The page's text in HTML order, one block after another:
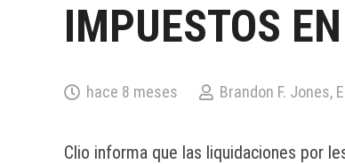
IMPUESTOS
hace 8 meses Brandon F. Jones,
Clio informa que las liquidaciones por